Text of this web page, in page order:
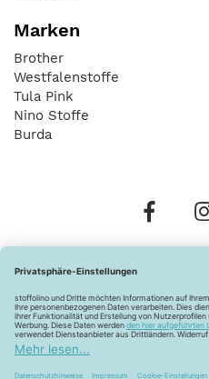
Marken
Brother
Westfalenstoffe
Tula Pink
Nino Stoffe
Burda
Widerrufsbelehrung
Barrierefreiheitserklärung